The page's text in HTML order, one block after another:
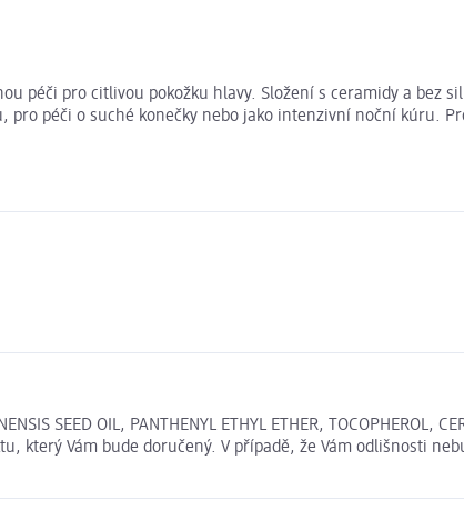
péči pro citlivou pokožku hlavy. Složení s ceramidy a
péči o suché konečky nebo jako intenzivní noční kúru.
SEED OIL, PANTHENYL ETHYL ETHER,
který Vám bude doručený. V případě, že Vám odlišnosti